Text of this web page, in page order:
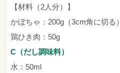
【材料（2人分）】
かぼちゃ：200g（3cm角に切る）
鶏ひき肉：50g
C（だし調味料）
水：50ml